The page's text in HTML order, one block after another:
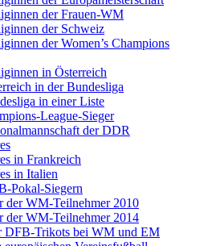
der Frauen-WM
der Schweiz
der Women’s Champions
in Österreich
in der Bundesliga
in einer Liste
League-Sieger
der DDR
in Frankreich
in Italien
Pokal-Siegern
der WM-Teilnehmer 2010
der WM-Teilnehmer 2014
DFB-Trikots bei WM und EM